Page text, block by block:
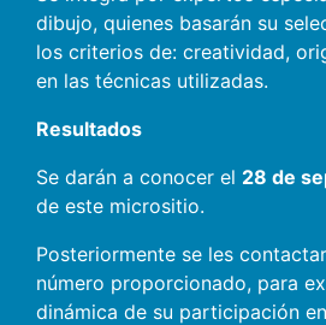
dibujo, quienes basarán su
los criterios de: creatividad,
en las técnicas utilizadas.
Resultados
Se darán a conocer el 28 de
de este micrositio.
Posteriormente se les
número proporcionado, para
dinámica de su participación